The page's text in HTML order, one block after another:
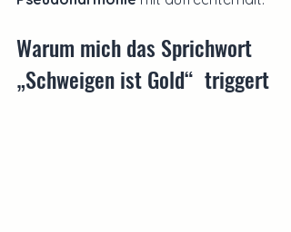
Warum mich das Sprichwort
„Schweigen ist Gold“  triggert